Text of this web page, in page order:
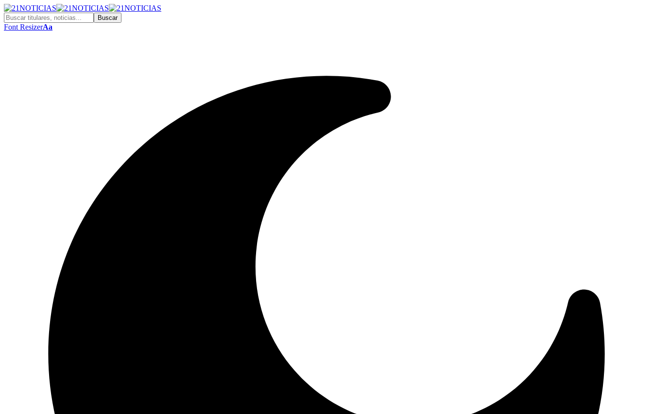
Font ResizerAa